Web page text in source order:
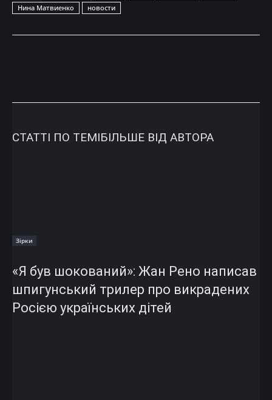
Нина Матвиенко
новости
СТАТТІ ПО ТЕМІБІЛЬШЕ ВІД АВТОРА
Зірки
«Я був шокований»: Жан Рено написав
шпигунський трилер про викрадених
Росією українських дітей